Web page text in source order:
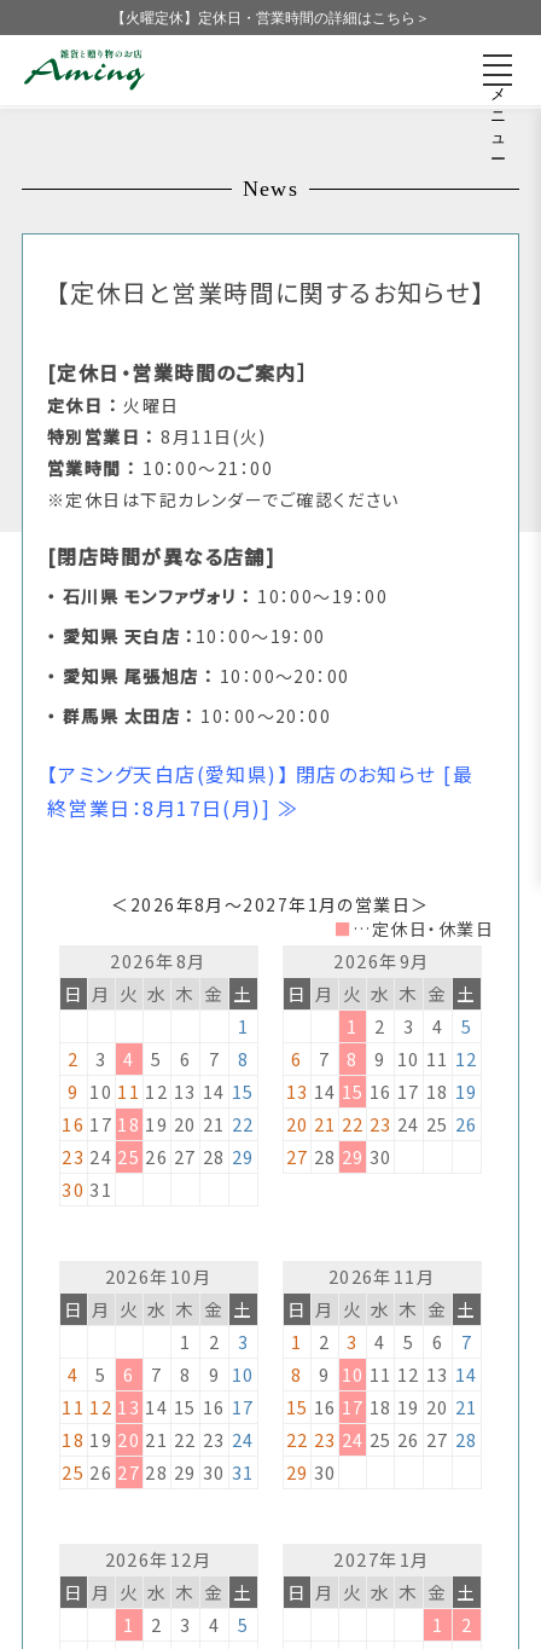
【火曜定休】定休日・営業時間の詳細はこちら＞
メ
ニ
ュ
ー
News
【定休日と営業時間に関するお知らせ】
[定休日・営業時間のご案内］
定休日 ： 火曜日
特別営業日 ： 8月11日(火)
営業時間 ： 10：00～21：00
※定休日は下記カレンダーでご確認ください
[閉店時間が異なる店舗]
・ 石川県 モンファヴォリ ： 10：00～19：00
・ 愛知県 天白店 ： 10：00～19：00
・ 愛知県 尾張旭店 ： 10：00～20：00
・ 群馬県 太田店 ： 10：00～20：00
【アミング天白店(愛知県)】 閉店のお知らせ [最
終営業日：8月17日(月)] ≫
＜2026年8月〜2027年1月の営業日＞
■ …定休日・休業日
2026年8月
日 月 火 水 木 金 土
1
2
3 4 5 6 7
8
9 10 11 12 13 14 15
16 17 18 19 20 21 22
23 24 25 26 27 28 29
30 31
2026年9月
日 月 火 水 木 金 土
1
2 3 4
5
6
7 8 9 10 11 12
13 14 15 16 17 18 19
20 21 22 23 24 25 26
27 28 29 30
2026年10月
日 月 火 水 木 金 土
1
2
3
4
5 6 7 8 9
10
11 12 13 14 15 16 17
18 19 20 21 22 23 24
25 26 27 28 29 30 31
2026年11月
日 月 火 水 木 金 土
1
2 3 4 5 6
7
8
9 10 11 12 13 14
15 16 17 18 19 20 21
22 23 24 25 26 27 28
29 30
2026年12月
日 月 火 水 木 金 土
1
2 3 4
5
2027年1月
日 月 火 水 木 金 土
1
2